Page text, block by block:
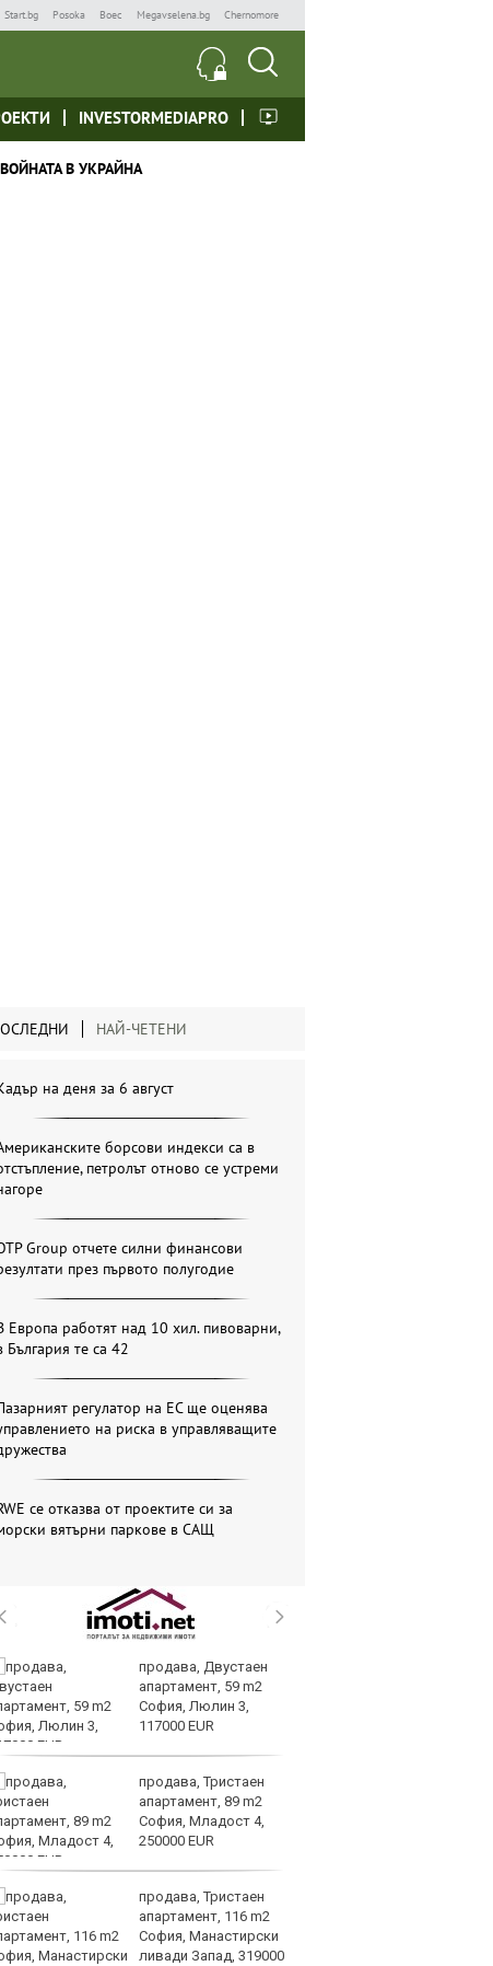
Start.bg Posoka Boec Megavselena.bg Chernomore
INVESTORMEDIAPRO
ВОЙНАТА В УКРАЙНА
НАЙ-ЧЕТЕНИ
на деня за 6 август
борсови индекси са в
петролът отново се устреми
Group отчете силни финансови
през първото полугодие
Европа работят над 10 хил. пивоварни,
България те са 42
регулатор на ЕС ще оценява
на риска в управляващите
се отказва от проектите си за
вятърни паркове в САЩ
продава, Двустаен
апартамент, 59 m2
София, Люлин 3,
117000 EUR
продава, Тристаен
апартамент, 89 m2
София, Младост 4,
250000 EUR
продава, Тристаен
апартамент, 116 m2
София, Манастирски
ливади Запад, 319000